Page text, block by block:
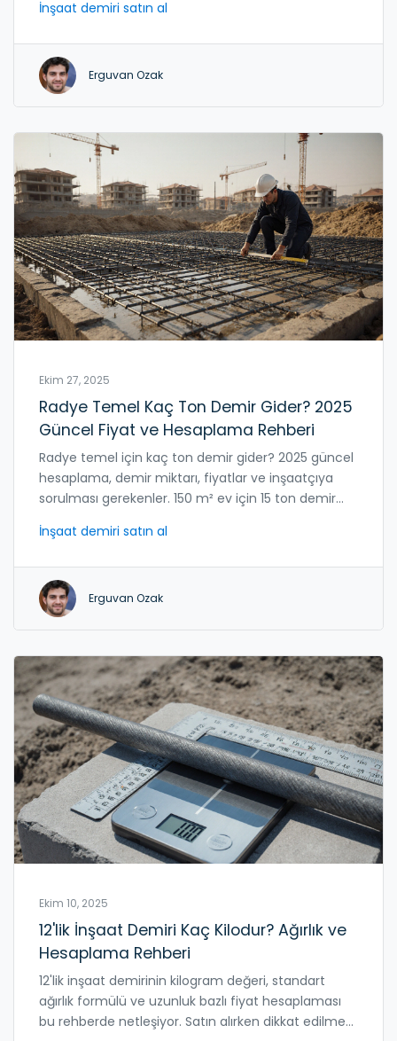
İnşaat demiri satın al
Erguvan Ozak
Ekim 27, 2025
Radye Temel Kaç Ton Demir Gider? 2025
Güncel Fiyat ve Hesaplama Rehberi
Radye temel için kaç ton demir gider? 2025 güncel
hesaplama, demir miktarı, fiyatlar ve inşaatçıya
sorulması gerekenler. 150 m² ev için 15 ton demir
İnşaat demiri satın al
Erguvan Ozak
Ekim 10, 2025
12'lik İnşaat Demiri Kaç Kilodur? Ağırlık ve
Hesaplama Rehberi
12'lik inşaat demirinin kilogram değeri, standart
ağırlık formülü ve uzunluk bazlı fiyat hesaplaması
bu rehberde netleşiyor. Satın alırken dikkat edilmesi